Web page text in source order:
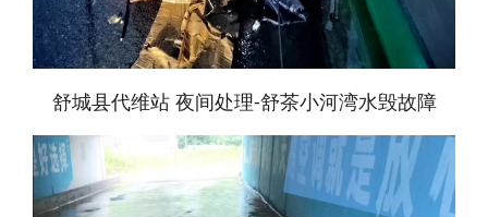
舒城县代维站 夜间处理-舒茶小河湾水毁故障